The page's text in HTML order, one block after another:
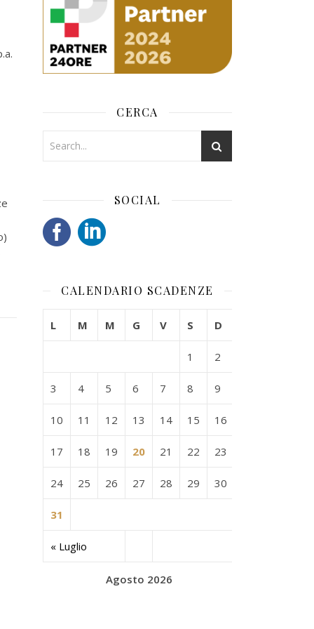
CERCA
SOCIAL
CALENDARIO SCADENZE
Agosto 2026
L M M G V S D
« Luglio
1 2
3 4 5 6 7 8 9
10 11 12 13 14 15 16
17 18 19 20 21 22 23
24 25 26 27 28 29 30
31